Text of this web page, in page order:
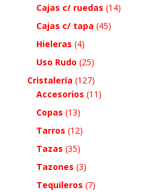
Cajas c/ ruedas (14)
Cajas c/ tapa (45)
Hieleras (4)
Uso Rudo (25)
Cristalería (127)
Accesorios (11)
Copas (13)
Tarros (12)
Tazas (35)
Tazones (3)
Tequileros (7)